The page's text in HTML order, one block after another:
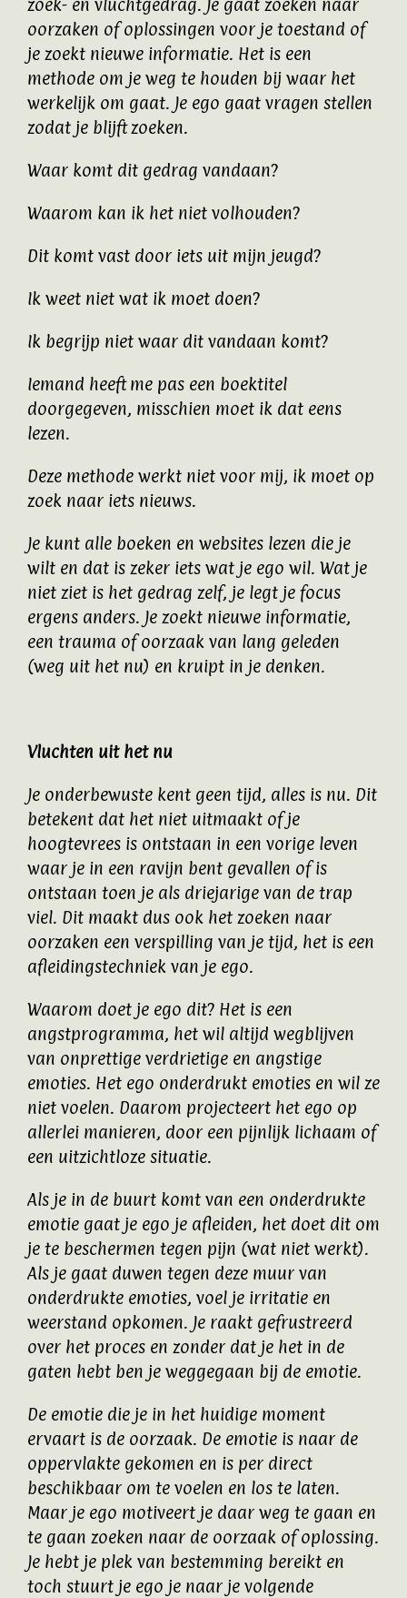
zoek- en vluchtgedrag. Je gaat zoeken naar
oorzaken of oplossingen voor je toestand of
je zoekt nieuwe informatie. Het is een
methode om je weg te houden bij waar het
werkelijk om gaat. Je ego gaat vragen stellen
zodat je blijft zoeken.
Waar komt dit gedrag vandaan?
Waarom kan ik het niet volhouden?
Dit komt vast door iets uit mijn jeugd?
Ik weet niet wat ik moet doen?
Ik begrijp niet waar dit vandaan komt?
Iemand heeft me pas een boektitel
doorgegeven, misschien moet ik dat eens
lezen.
Deze methode werkt niet voor mij, ik moet op
zoek naar iets nieuws.
Je kunt alle boeken en websites lezen die je
wilt en dat is zeker iets wat je ego wil. Wat je
niet ziet is het gedrag zelf, je legt je focus
ergens anders. Je zoekt nieuwe informatie,
een trauma of oorzaak van lang geleden
(weg uit het nu) en kruipt in je denken.
Vluchten uit het nu
Je onderbewuste kent geen tijd, alles is nu. Dit
betekent dat het niet uitmaakt of je
hoogtevrees is ontstaan in een vorige leven
waar je in een ravijn bent gevallen of is
ontstaan toen je als driejarige van de trap
viel. Dit maakt dus ook het zoeken naar
oorzaken een verspilling van je tijd, het is een
afleidingstechniek van je ego.
Waarom doet je ego dit? Het is een
angstprogramma, het wil altijd wegblijven
van onprettige verdrietige en angstige
emoties. Het ego onderdrukt emoties en wil ze
niet voelen. Daarom projecteert het ego op
allerlei manieren, door een pijnlijk lichaam of
een uitzichtloze situatie.
Als je in de buurt komt van een onderdrukte
emotie gaat je ego je afleiden, het doet dit om
je te beschermen tegen pijn (wat niet werkt).
Als je gaat duwen tegen deze muur van
onderdrukte emoties, voel je irritatie en
weerstand opkomen. Je raakt gefrustreerd
over het proces en zonder dat je het in de
gaten hebt ben je weggegaan bij de emotie.
De emotie die je in het huidige moment
ervaart is de oorzaak. De emotie is naar de
oppervlakte gekomen en is per direct
beschikbaar om te voelen en los te laten.
Maar je ego motiveert je daar weg te gaan en
te gaan zoeken naar de oorzaak of oplossing.
Je hebt je plek van bestemming bereikt en
toch stuurt je ego je naar je volgende